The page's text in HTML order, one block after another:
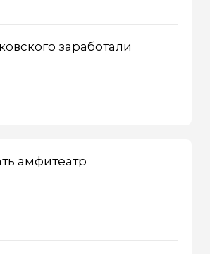
заработали
амфитеатр